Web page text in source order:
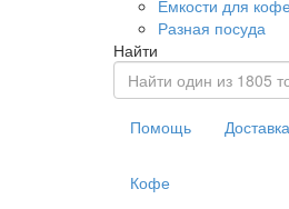
Ёмкости для
Разная посуда
Найти
Помощь
Кофе